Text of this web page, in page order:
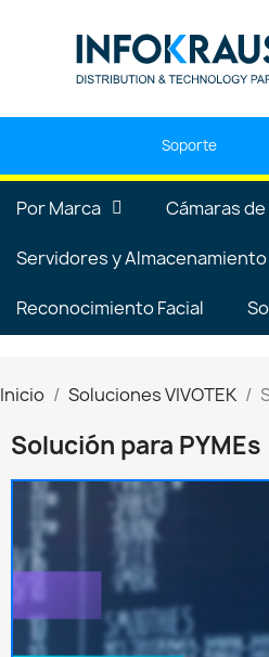
Soporte
Por Marca Cámaras
Servidores y Almacenamiento
Reconocimiento Facial
Inicio Soluciones VIVOTEK
Solución para PYMEs